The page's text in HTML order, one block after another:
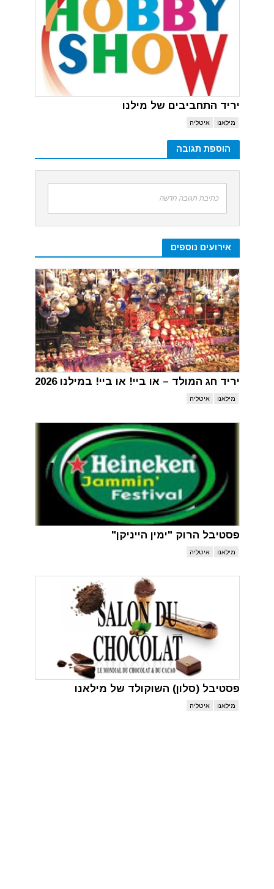
יריד התחביבים של מילנו
מילאנו איטליה
הוספת תגובה
כתיבת תגובה חדשה
אירועים נוספים
יריד חג המולד – או ביי! או ביי! במילנו 2026
מילאנו איטליה
פסטיבל הרוק "ימין הייניקן"
מילאנו איטליה
פסטיבל (סלון) השוקולד של מילאנו
מילאנו איטליה